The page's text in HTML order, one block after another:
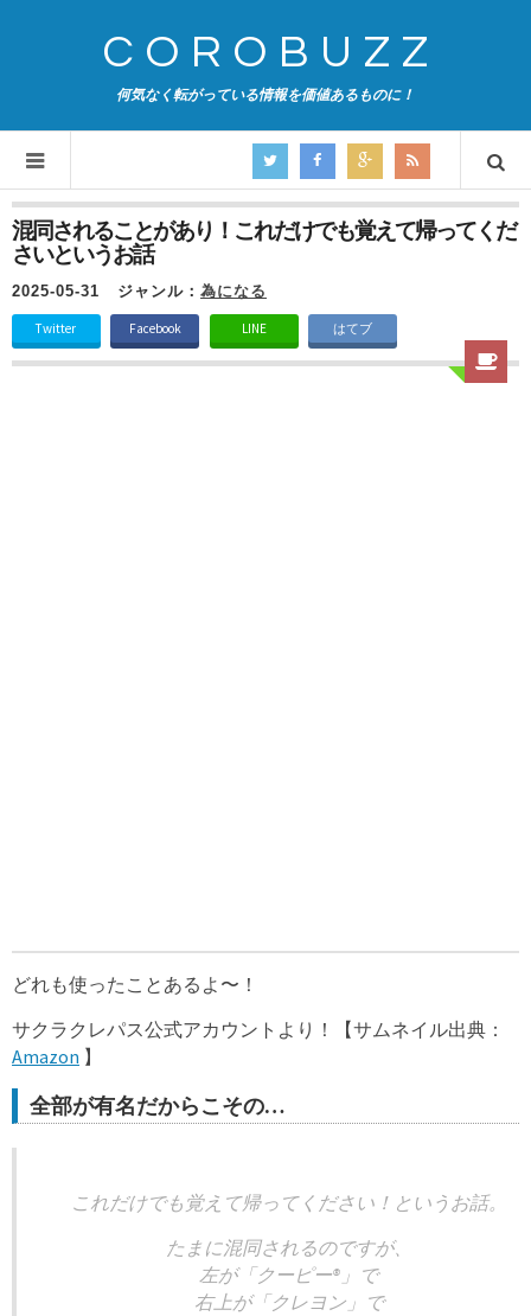
COROBUZZ
何気なく転がっている情報を価値あるものに！
混同されることがあり！これだけでも覚えて帰ってくだ
さいというお話
2025-05-31 ジャンル： 為になる
Twitter Facebook LINE はてブ
どれも使ったことあるよ〜！
サクラクレパス公式アカウントより！【サムネイル出典：
Amazon 】
全部が有名だからこその…
これだけでも覚えて帰ってください！というお話。
たまに混同されるのですが、
左が「クーピー®︎」で
右上が「クレヨン」で